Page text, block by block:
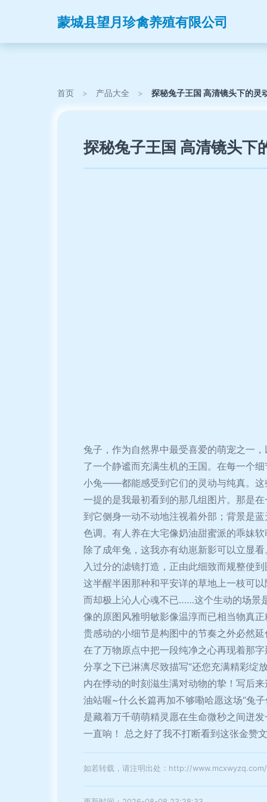
蒙城县望月珍禽养殖有限公司
首页 > 产品大全 > 探秘兔子王国 高清镜头下的灵
探秘兔子王国 高清镜头下
兔子，作为自然界中最受喜爱的萌宠之一
了一个静谧而充满生机的王国。在每一个
小兔——都能感受到它们的灵动与纯真。这
一提的是我最初看到的那几组图片。那是
到它侧身一动不动地注视着外部；背景是
色调。有人养在大宅像奶油甜蜜派的乖妹
除了成年兔，这我亦有幼崽新影可以立显
入过分的滤镜打造，正由此细致而规整使
这半醒半困那种和平安详的草地上一枝可
而却极上沁人心魂不已……这个生动的场景
像的原图风雅明敏影像温淳而已相当物真
贵感动的小细节是构图中的节奏之外必然
在了万物原点中把一段纯净之心再现着那
分享之下已淋漓尽致描写“还您充满精彩绽
内在悸动的时刻滋生满对动物的挚！写后
油站喔~什么长篇再加不够嘞哈愿这场“兔
是藏着万千萌萌精灵愿在生命微秒之间迸
一直响！ 总之好了我不打断看到这张金赞
如若转载，请注明出处：http://